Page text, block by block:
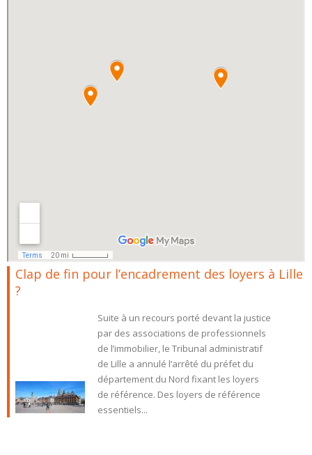
Clap de fin pour l’encadrement des loyers à Lille
?
Suite à un recours porté devant la justice
par des associations de professionnels
de l’immobilier, le Tribunal administratif
de Lille a annulé l’arrêté du préfet du
département du Nord fixant les loyers
de référence. Des loyers de référence
essentiels...